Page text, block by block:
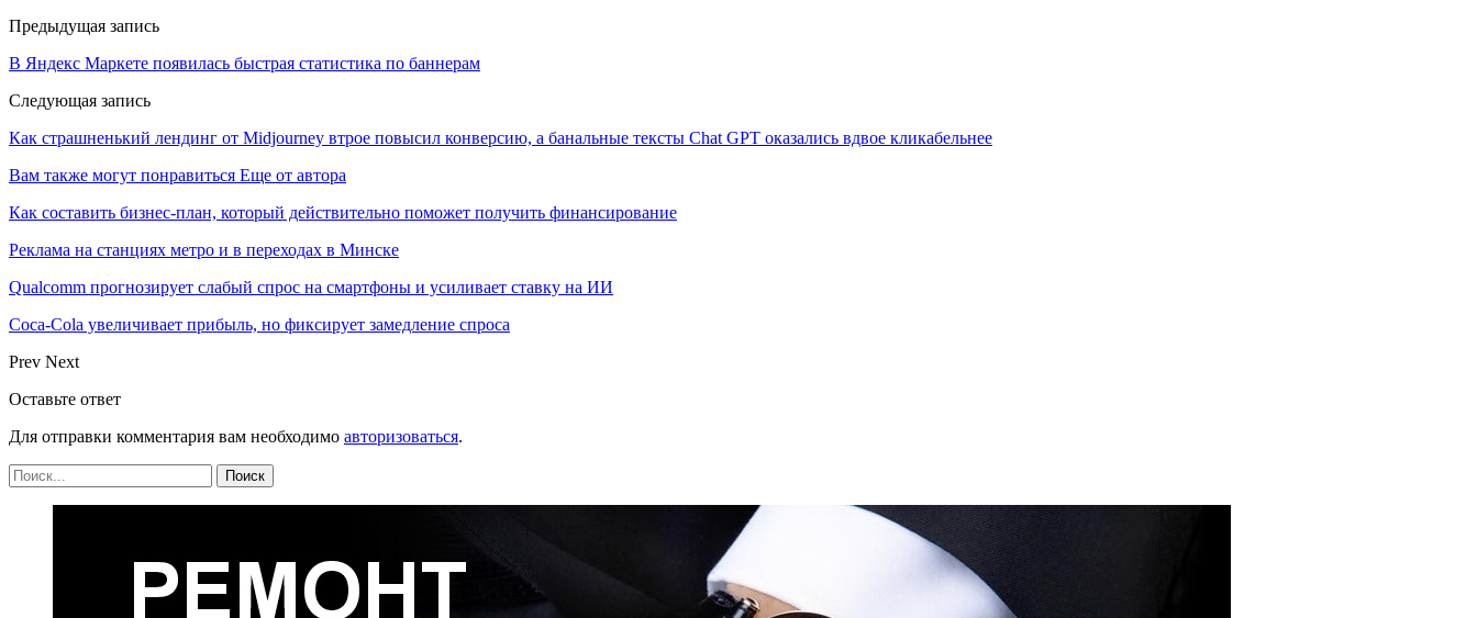
Предыдущая запись
В Яндекс Маркете появилась быстрая статистика по баннерам
Следующая запись
Как страшненький лендинг от Midjourney втрое повысил конверсию, а банальные тексты Chat GPT оказались вдвое кликабельнее
Вам также могут понравиться Еще от автора
Как составить бизнес-план, который действительно поможет получить финансирование
Реклама на станциях метро и в переходах в Минске
Qualcomm прогнозирует слабый спрос на смартфоны и усиливает ставку на ИИ
Coca-Cola увеличивает прибыль, но фиксирует замедление спроса
Prev Next
Оставьте ответ
Для отправки комментария вам необходимо авторизоваться.